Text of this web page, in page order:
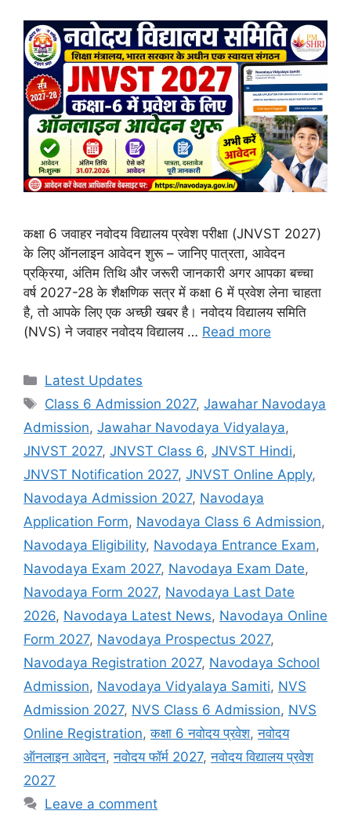
कक्षा 6 जवाहर नवोदय विद्यालय प्रवेश परीक्षा (JNVST 2027)
के लिए ऑनलाइन आवेदन शुरू – जानिए पात्रता, आवेदन
प्रक्रिया, अंतिम तिथि और जरूरी जानकारी अगर आपका बच्चा
वर्ष 2027-28 के शैक्षणिक सत्र में कक्षा 6 में प्रवेश लेना चाहता
है, तो आपके लिए एक अच्छी खबर है। नवोदय विद्यालय समिति
(NVS) ने जवाहर नवोदय विद्यालय … Read more
Categories
Latest Updates
Tags
Class 6 Admission 2027,Jawahar Navodaya
Admission, Jawahar Navodaya Vidyalaya,
JNVST 2027, JNVST Class 6, JNVST Hindi,
JNVST Notification 2027, JNVST Online Apply,
Navodaya Admission 2027, Navodaya
Application Form, Navodaya Class 6 Admission,
Navodaya Eligibility, Navodaya Entrance Exam,
Navodaya Exam 2027, Navodaya Exam Date,
Navodaya Form 2027, Navodaya Last Date
2026, Navodaya Latest News, Navodaya Online
Form 2027, Navodaya Prospectus 2027,
Navodaya Registration 2027, Navodaya School
Admission, Navodaya Vidyalaya Samiti, NVS
Admission 2027, NVS Class 6 Admission, NVS
Online Registration,कक्षा 6 नवोदय प्रवेश,नवोदय
ऑनलाइन आवेदन,नवोदय फॉर्म 2027,नवोदय विद्यालय प्रवेश
2027
Leave a comment